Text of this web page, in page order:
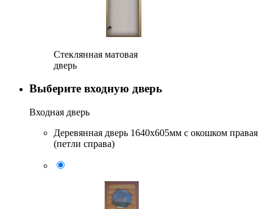
Стеклянная матовая
дверь
Выберите входную дверь
Входная дверь
Деревянная дверь 1640x605мм с окошком правая
(петли справа)